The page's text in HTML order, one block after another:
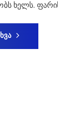
ხელს.